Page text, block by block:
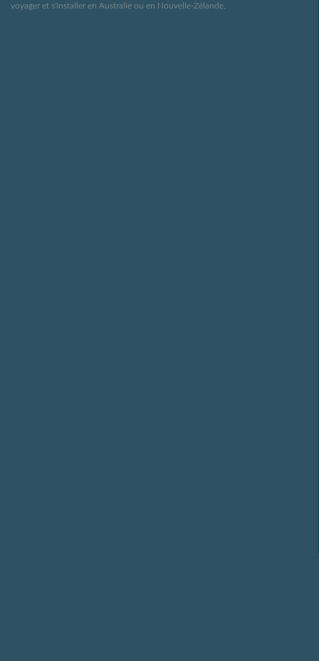
voyager et s'installer en Australie ou en Nouvelle-Zélande.